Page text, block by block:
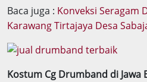
Baca juga : Konveksi Seragam
Karawang Tirtajaya Desa
Kostum Cg Drumband di Jawa